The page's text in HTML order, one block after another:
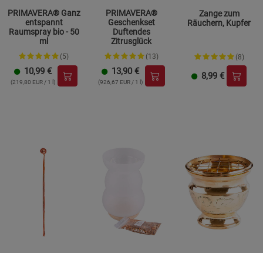
PRIMAVERA® Ganz
entspannt
Raumspray bio - 50
ml
(5)
10,99 €
(219,80 EUR / 1 l)
PRIMAVERA®
Geschenkset
Duftendes
Zitrusglück
(13)
13,90 €
(926,67 EUR / 1 l)
Zange zum
Räuchern, Kupfer
(8)
8,99 €